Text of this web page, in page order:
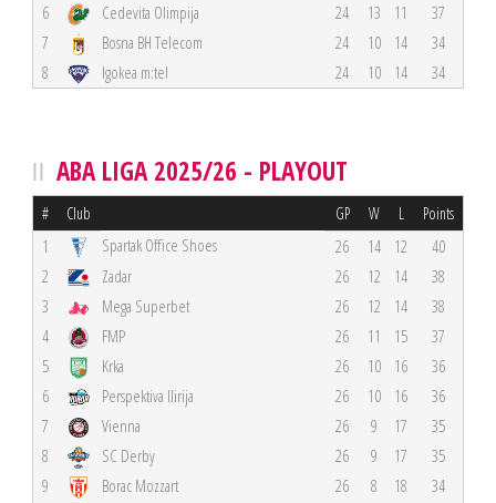
6
Cedevita Olimpija 24 13 11
37
7
Bosna BH Telecom 24 10 14
34
8
Igokea m:tel 24 10 14 34
ABA LIGA 2025/26 - PLAYOUT
# Club GP W L Points
1 Spartak Office Shoes 26 14 12
40
2
Zadar 26 12 14
38
3
Mega Superbet 26 12 14
38
4
FMP 26 11 15
37
5
Krka 26 10 16
36
6
Perspektiva Ilirija 26 10 16
36
7
Vienna 26 9 17
35
8
SC Derby 26 9 17
35
9
Borac Mozzart 26 8 18
34